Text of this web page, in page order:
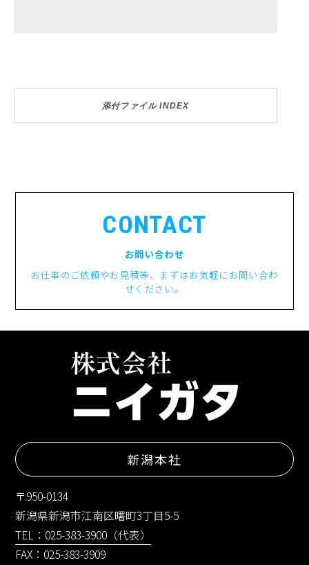
添付ファイル INDEX
CONTACT
お問い合わせ
お仕事のご依頼やお見積等、まずはお気軽にお問い合わ
せください。
新潟本社
〒950-0134
新潟県新潟市江南区曙町3丁目5-5
TEL：025-383-3900（代表）
FAX：025-383-3909